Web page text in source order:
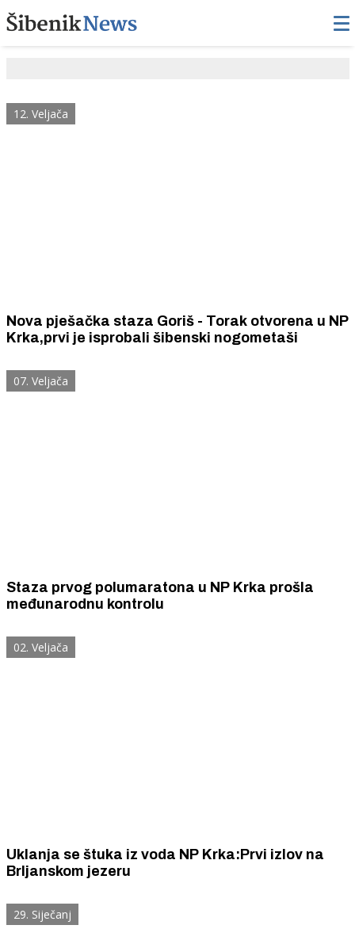
12. Veljača
Nova pješačka staza Goriš - Torak otvorena u NP
Krka,prvi je isprobali šibenski nogometaši
07. Veljača
Staza prvog polumaratona u NP Krka prošla
međunarodnu kontrolu
02. Veljača
Uklanja se štuka iz voda NP Krka:Prvi izlov na
Brljanskom jezeru
29. Siječanj